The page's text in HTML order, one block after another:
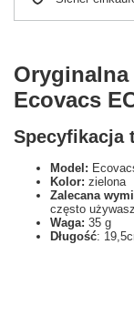
Oryginalna
Ecovacs
Specyfikacja
Model:
Kolor: zielona
Zalecana
często
Waga: 35 g
Długość: